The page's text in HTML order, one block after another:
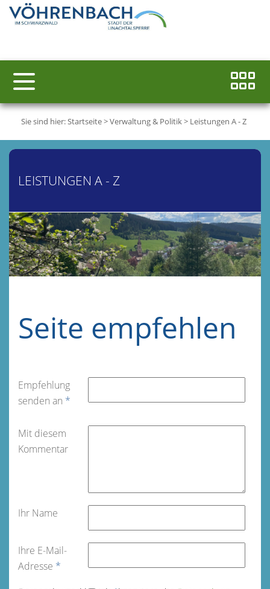
Sie sind hier:Startseite>Verwaltung & Politik> Leistungen A - Z
LEISTUNGEN A - Z
Seite empfehlen
Empfehlung
senden an *
Mit diesem
Kommentar
Ihr Name
Ihre E-Mail-
Adresse *